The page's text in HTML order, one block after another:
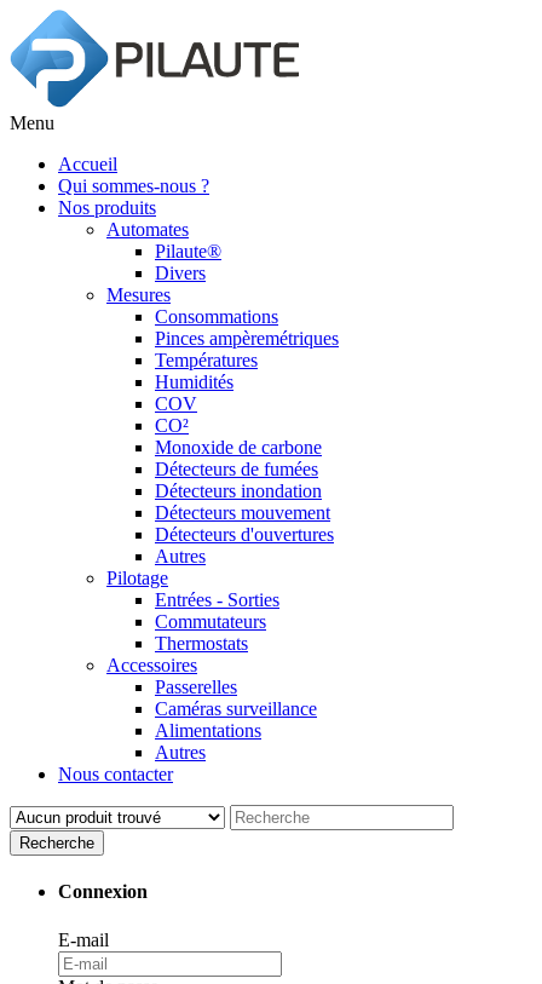
Menu
Accueil
Qui sommes-nous ?
Nos produits
Automates
Pilaute®
Divers
Mesures
Consommations
Pinces ampèremétriques
Températures
Humidités
COV
CO²
Monoxide de carbone
Détecteurs de fumées
Détecteurs inondation
Détecteurs mouvement
Détecteurs d'ouvertures
Autres
Pilotage
Entrées - Sorties
Commutateurs
Thermostats
Accessoires
Passerelles
Caméras surveillance
Alimentations
Autres
Nous contacter
Recherche
Connexion
E-mail